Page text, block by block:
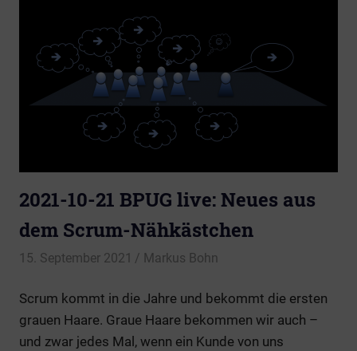
2021-10-21 BPUG live: Neues aus
dem Scrum-Nähkästchen
15. September 2021 Markus Bohn
Veranstaltungen
Scrum kommt in die Jahre und bekommt die ersten
grauen Haare. Graue Haare bekommen wir auch –
und zwar jedes Mal, wenn ein Kunde von uns